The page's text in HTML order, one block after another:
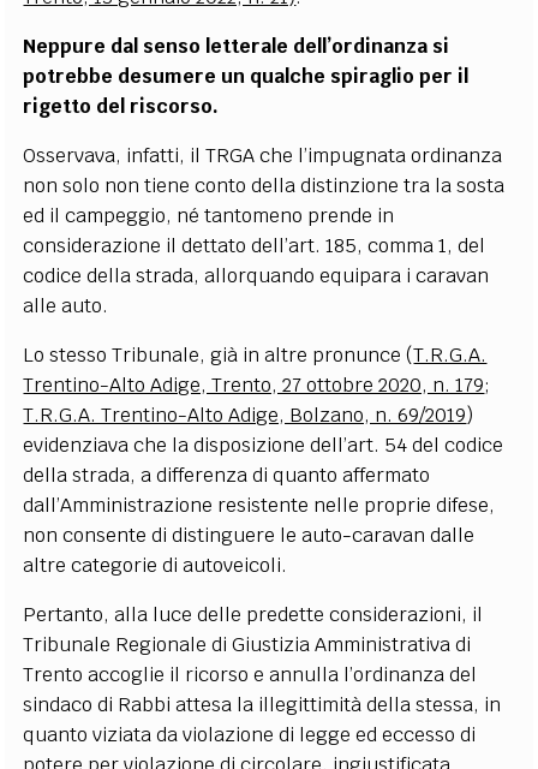
Neppure dal senso letterale dell’ordinanza si
potrebbe desumere un qualche spiraglio per il
rigetto del riscorso.
Osservava, infatti, il TRGA che l’impugnata ordinanza
non solo non tiene conto della distinzione tra la sosta
ed il campeggio, nétantomeno prende in
considerazione il dettato dell’art. 185, comma 1, del
codice della strada, allorquando equipara i caravan
alle auto.
Lo stesso Tribunale, già in altre pronunce (T.R.G.A.
Trentino-Alto Adige, Trento, 27 ottobre 2020, n. 179;
T.R.G.A. Trentino-Alto Adige, Bolzano, n. 69/2019)
evidenziava che la disposizione dell’art. 54 del codice
della strada, a differenza di quanto affermato
dall’Amministrazione resistente nelle proprie difese,
non consente di distinguere le auto-caravan dalle
altre categorie di autoveicoli.
Pertanto, alla luce delle predette considerazioni, il
Tribunale Regionale di Giustizia Amministrativa di
Trento accoglie il ricorso e annulla l’ordinanza del
sindaco di Rabbi attesa la illegittimità della stessa, in
quanto viziata da violazione di legge ed eccesso di